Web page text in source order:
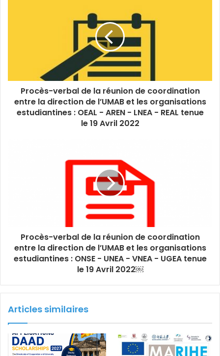
Procès-verbal de la réunion de coordination
entre la direction de l’UMAB et les organisations
estudiantines : OEAL - AREN - LNEA - REAL tenue
le 19 Avril 2022
Procès-verbal de la réunion de coordination
entre la direction de l’UMAB et les organisations
estudiantines : ONSE - UNEA - VNEA - UGEA tenue
le 19 Avril 2022￼
Articles similaires